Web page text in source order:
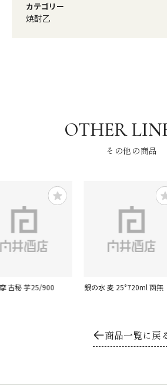
カテゴリー
焼酎乙
その他の商品
古秘 芋25/900 銀の水 麦 25°720ml 函無
商品一覧に戻